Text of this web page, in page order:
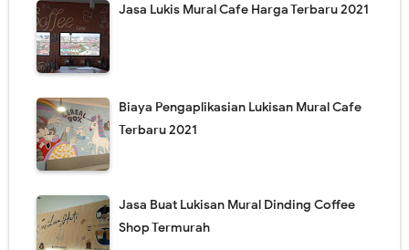
Jasa Lukis Mural Cafe Harga Terbaru 2021
Biaya Pengaplikasian Lukisan Mural Cafe
Terbaru 2021
Jasa Buat Lukisan Mural Dinding Coffee
Shop Termurah